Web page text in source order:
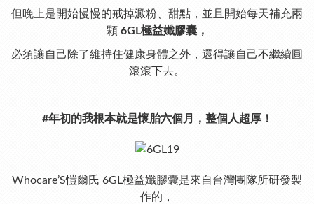
但晚上是開始慢慢的戒掉澱粉、甜點，並且開始每天補充兩
顆 6GL極益孅膠囊，
必須讓自己除了維持住健康身體之外，還得讓自己不繼續圓
滾滾下去。
#年初的我根本就是懷胎六個月，整個人超厚！
Whocare’S愷爾氏 6GL極益孅膠囊是來自台灣團隊所研發製
作的，